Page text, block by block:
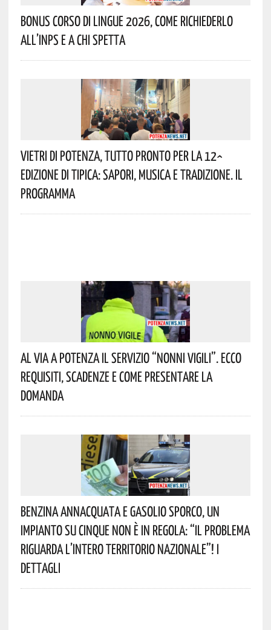
Bonus Corso Di Lingue 2026, Come Richiederlo
All’INPS E A Chi Spetta
Vietri Di Potenza, Tutto Pronto Per La 12^
Edizione Di Tipica: Sapori, Musica E Tradizione. Il
Programma
Al Via A Potenza Il Servizio “Nonni Vigili”. Ecco
Requisiti, Scadenze E Come Presentare La
Domanda
Benzina Annacquata E Gasolio Sporco, Un
Impianto Su Cinque Non È In Regola: “il Problema
Riguarda L’intero Territorio Nazionale”! I
Dettagli